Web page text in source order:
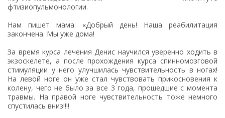
фтизиопульмонологии.
Нам пишет мама: «Добрый день! Наша реабилитация
закончена. Мы уже дома!
За время курса лечения Денис научился уверенно ходить в
экзоскелете, а после прохождения курса спинномозговой
стимуляции у него улучшилась чувствительность в ногах!
На левой ноге он уже стал чувствовать прикосновения к
колену, чего не было за все 3 года, прошедшие с момента
травмы. На правой ноге чувствительность тоже немного
спустилась вниз!!!!